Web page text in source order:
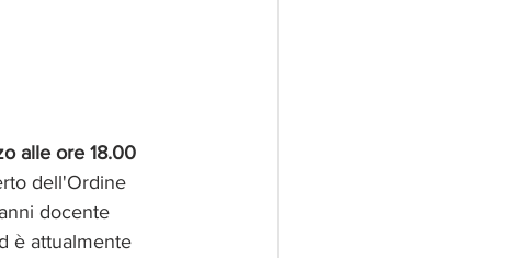
alle ore 18.00
dell'Ordine
docente
è attualmente